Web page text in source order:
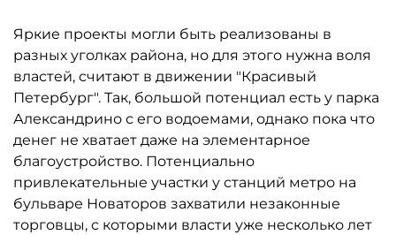
Яркие проекты могли быть реализованы в
разных уголках района, но для этого нужна воля
властей, считают в движении "Красивый
Петербург". Так, большой потенциал есть у парка
Александрино с его водоемами, однако пока что
денег не хватает даже на элементарное
благоустройство. Потенциально
привлекательные участки у станций метро на
бульваре Новаторов захватили незаконные
торговцы, с которыми власти уже несколько лет